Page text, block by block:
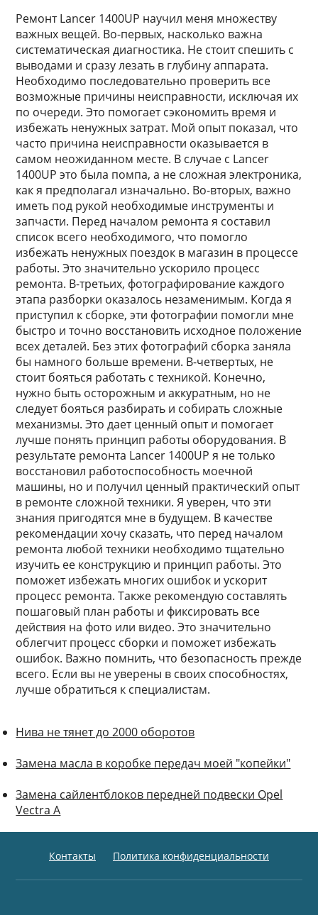
Ремонт Lancer 1400UP научил меня множеству
важных вещей. Во-первых, насколько важна
систематическая диагностика. Не стоит спешить с
выводами и сразу лезать в глубину аппарата.
Необходимо последовательно проверить все
возможные причины неисправности, исключая их
по очереди. Это помогает сэкономить время и
избежать ненужных затрат. Мой опыт показал, что
часто причина неисправности оказывается в
самом неожиданном месте. В случае с Lancer
1400UP это была помпа, а не сложная электроника,
как я предполагал изначально. Во-вторых, важно
иметь под рукой необходимые инструменты и
запчасти. Перед началом ремонта я составил
список всего необходимого, что помогло
избежать ненужных поездок в магазин в процессе
работы. Это значительно ускорило процесс
ремонта. В-третьих, фотографирование каждого
этапа разборки оказалось незаменимым. Когда я
приступил к сборке, эти фотографии помогли мне
быстро и точно восстановить исходное положение
всех деталей. Без этих фотографий сборка заняла
бы намного больше времени. В-четвертых, не
стоит бояться работать с техникой. Конечно,
нужно быть осторожным и аккуратным, но не
следует бояться разбирать и собирать сложные
механизмы. Это дает ценный опыт и помогает
лучше понять принцип работы оборудования. В
результате ремонта Lancer 1400UP я не только
восстановил работоспособность моечной
машины, но и получил ценный практический опыт
в ремонте сложной техники. Я уверен, что эти
знания пригодятся мне в будущем. В качестве
рекомендации хочу сказать, что перед началом
ремонта любой техники необходимо тщательно
изучить ее конструкцию и принцип работы. Это
поможет избежать многих ошибок и ускорит
процесс ремонта. Также рекомендую составлять
пошаговый план работы и фиксировать все
действия на фото или видео. Это значительно
облегчит процесс сборки и поможет избежать
ошибок. Важно помнить, что безопасность прежде
всего. Если вы не уверены в своих способностях,
лучше обратиться к специалистам.
Нива не тянет до 2000 оборотов
Замена масла в коробке передач моей "копейки"
Замена сайлентблоков передней подвески Opel
Vectra A
Контакты Политика конфиденциальности